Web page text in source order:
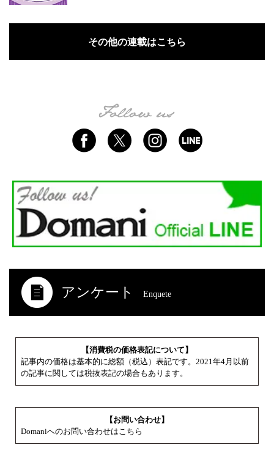
その他の連載はこちら
アンケート Enquete
【消費税の価格表記について】
記事内の価格は基本的に総額（税込）表記です。2021年4月以前
の記事に関しては税抜表記の場合もあります。
【お問い合わせ】
Domaniへのお問い合わせはこちら